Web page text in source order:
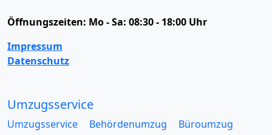
Öffnungszeiten: Mo - Sa: 08:30 - 18:00 Uhr
Impressum
Datenschutz
Umzugsservice
Umzugsservice Behördenumzug
Büroumzug